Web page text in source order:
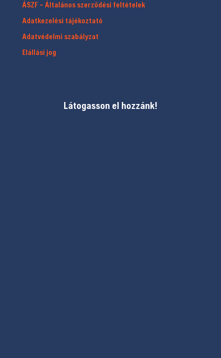
ÁSZF – Általános szerződési feltételek
Adatkezelési tájékoztató
Adatvédelmi szabályzat
Elállási jog
Látogasson el hozzánk!